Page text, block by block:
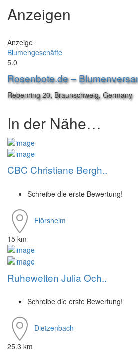
Anzeigen
Anzeige
Blumengeschäfte
5.0
Rosenbote.de –
Rebenring 20, Braunschweig, Germany
In der Nähe…
CBC Christiane Bergh..
Schreibe die erste Bewertung!
Flörsheim
15 km
Ruhewelten Julia Och..
Schreibe die erste Bewertung!
Dietzenbach
25.3 km